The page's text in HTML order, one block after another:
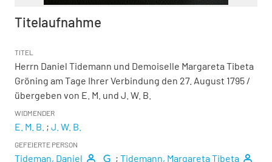
Titelaufnahme
TITEL
Herrn Daniel Tidemann und Demoiselle Margareta Tibeta
Gröning am Tage Ihrer Verbindung den 27. August 1795 /
übergeben von E. M. und J. W. B.
WIDMENDER
E. M. B. ; J. W. B.
GEFEIERTE PERSON
Tideman, Daniel ; Tidemann, Margareta Tibeta